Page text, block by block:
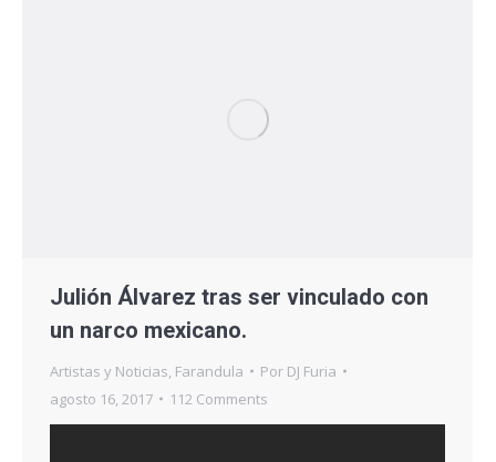
Julión Álvarez tras ser vinculado con
un narco mexicano.
Artistas y Noticias Farandula Por DJ Furia
agosto 16, 2017
112 Comments